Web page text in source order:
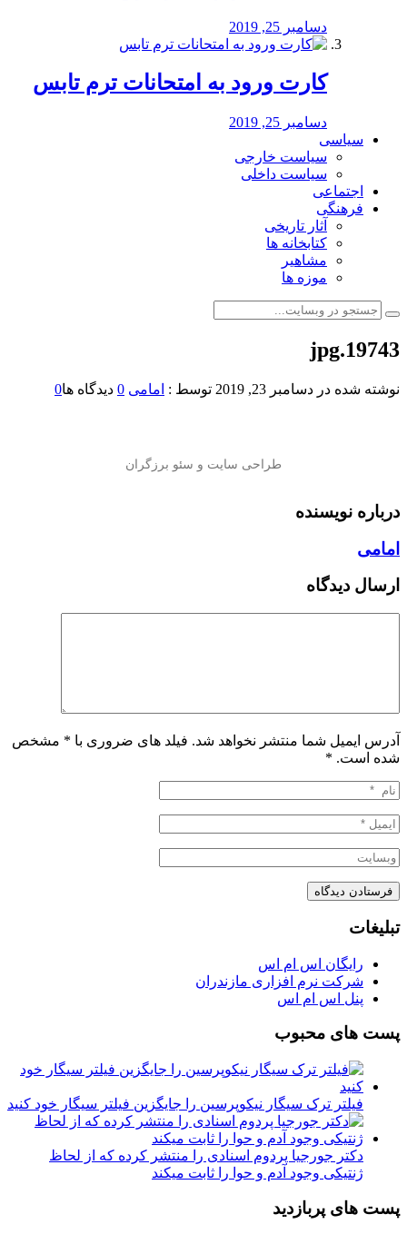
دسامبر 25, 2019
کارت ورود به امتحانات ترم تابس
دسامبر 25, 2019
سیاسی
سیاست خارجی
سیاست داخلی
اجتماعی
فرهنگی
آثار تاریخی
کتابخانه ها
مشاهیر
موزه ها
19743.jpg
نوشته شده در دسامبر 23, 2019 توسط : امامی 0 دیدگاه ها0
درباره نویسنده
امامی
ارسال دیدگاه
آدرس ایمیل شما منتشر نخواهد شد. فیلد های ضروری با * مشخص
شده است. *
تبلیغات
رایگان اس ام اس
شرکت نرم افزاری مازندران
پنل اس ام اس
پست های محبوب
فیلتر ترک سیگار نیکوپرسین را جایگزین فیلتر سیگار خود کنید
دکتر جورجیا پردوم اسنادی را منتشر کرده که از لحاظ
ژنتیکی وجود آدم و حوا را ثابت میکند
پست های پربازدید